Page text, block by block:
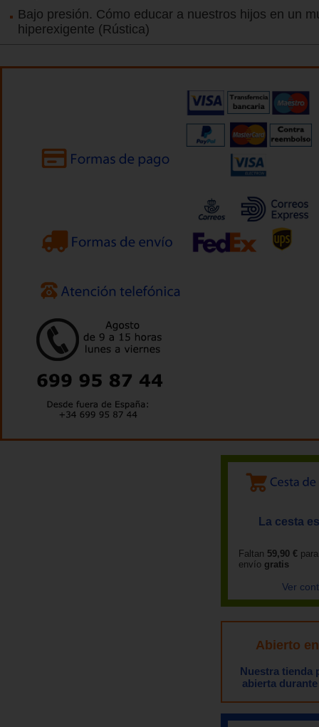
Bajo presión. Cómo educar a nuestros hijos en un
hiperexigente (Rústica)
La cesta
Faltan 59,90 €
envío gratis
Ver
Abierto
Nuestra tienda
abierta